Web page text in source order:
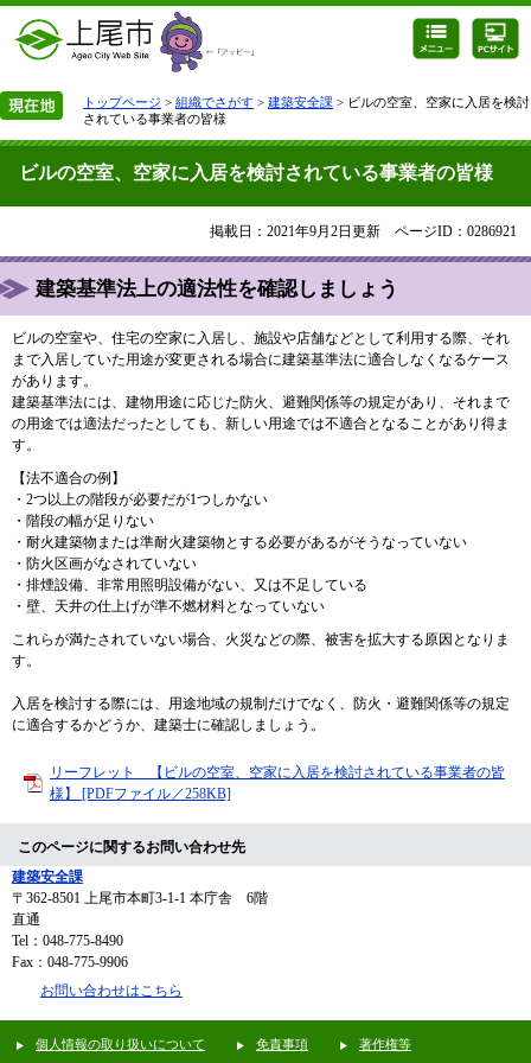
トップページ > 組織でさがす > 建築安全課 > ビルの空室、空家に入居を検討
されている事業者の皆様
ビルの空室、空家に入居を検討されている事業者の皆様
掲載日：2021年9月2日更新 ページID：0286921
建築基準法上の適法性を確認しましょう
ビルの空室や、住宅の空家に入居し、施設や店舗などとして利用する際、それ
まで入居していた用途が変更される場合に建築基準法に適合しなくなるケース
があります。
建築基準法には、建物用途に応じた防火、避難関係等の規定があり、それまで
の用途では適法だったとしても、新しい用途では不適合となることがあり得ま
す。
【法不適合の例】
・2つ以上の階段が必要だが1つしかない
・階段の幅が足りない
・耐火建築物または準耐火建築物とする必要があるがそうなっていない
・防火区画がなされていない
・排煙設備、非常用照明設備がない、又は不足している
・壁、天井の仕上げが準不燃材料となっていない
これらが満たされていない場合、火災などの際、被害を拡大する原因となりま
す。
入居を検討する際には、用途地域の規制だけでなく、防火・避難関係等の規定
に適合するかどうか、建築士に確認しましょう。
リーフレット 【ビルの空室、空家に入居を検討されている事業者の皆
様】 [PDFファイル／258KB]
このページに関するお問い合わせ先
建築安全課
〒362-8501
上尾市本町3-1-1 本庁舎 6階
直通
Tel：048-775-8490
Fax：048-775-9906
お問い合わせはこちら
個人情報の取り扱いについて 免責事項
著作権等